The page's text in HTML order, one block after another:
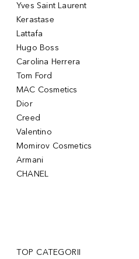
Yves Saint Laurent
Kerastase
Lattafa
Hugo Boss
Carolina Herrera
Tom Ford
MAC Cosmetics
Dior
Creed
Valentino
Momirov Cosmetics
Armani
CHANEL
TOP CATEGORII